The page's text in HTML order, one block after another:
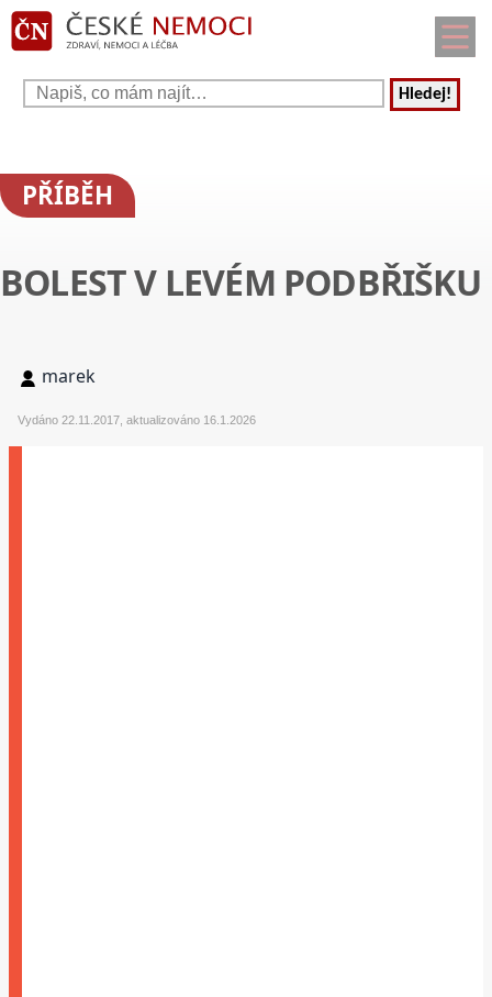
Hledej!
PŘÍBĚH
BOLEST V LEVÉM PODBŘIŠKU
marek
Vydáno 22.11.2017, aktualizováno 16.1.2026